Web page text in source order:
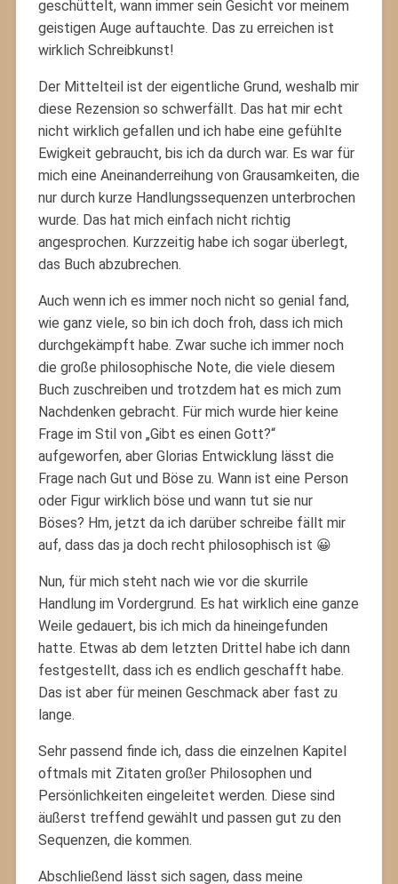
geschüttelt, wann immer sein Gesicht vor meinem
geistigen Auge auftauchte. Das zu erreichen ist
wirklich Schreibkunst!
Der Mittelteil ist der eigentliche Grund, weshalb mir
diese Rezension so schwerfällt. Das hat mir echt
nicht wirklich gefallen und ich habe eine gefühlte
Ewigkeit gebraucht, bis ich da durch war. Es war für
mich eine Aneinanderreihung von Grausamkeiten, die
nur durch kurze Handlungssequenzen unterbrochen
wurde. Das hat mich einfach nicht richtig
angesprochen. Kurzzeitig habe ich sogar überlegt,
das Buch abzubrechen.
Auch wenn ich es immer noch nicht so genial fand,
wie ganz viele, so bin ich doch froh, dass ich mich
durchgekämpft habe. Zwar suche ich immer noch
die große philosophische Note, die viele diesem
Buch zuschreiben und trotzdem hat es mich zum
Nachdenken gebracht. Für mich wurde hier keine
Frage im Stil von „Gibt es einen Gott?“
aufgeworfen, aber Glorias Entwicklung lässt die
Frage nach Gut und Böse zu. Wann ist eine Person
oder Figur wirklich böse und wann tut sie nur
Böses? Hm, jetzt da ich darüber schreibe fällt mir
auf, dass das ja doch recht philosophisch ist 😀
Nun, für mich steht nach wie vor die skurrile
Handlung im Vordergrund. Es hat wirklich eine ganze
Weile gedauert, bis ich mich da hineingefunden
hatte. Etwas ab dem letzten Drittel habe ich dann
festgestellt, dass ich es endlich geschafft habe.
Das ist aber für meinen Geschmack aber fast zu
lange.
Sehr passend finde ich, dass die einzelnen Kapitel
oftmals mit Zitaten großer Philosophen und
Persönlichkeiten eingeleitet werden. Diese sind
äußerst treffend gewählt und passen gut zu den
Sequenzen, die kommen.
Abschließend lässt sich sagen, dass meine